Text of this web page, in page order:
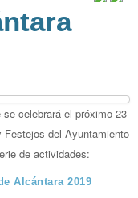
celebrará el próximo 23
del Ayuntamiento
de actividades:
Alcántara 2019